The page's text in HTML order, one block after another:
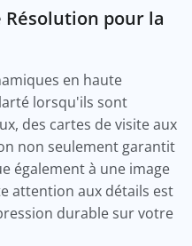
pour la
en haute
lorsqu'ils sont
des cartes de visite aux
non seulement garantit
également à une image
attention aux détails est
durable sur votre